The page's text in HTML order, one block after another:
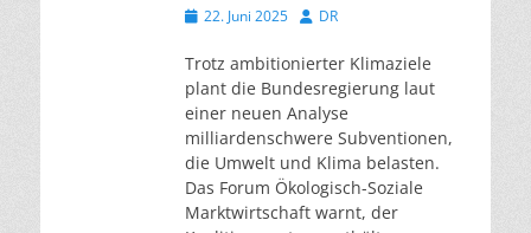
Veröffentlicht
22. Juni 2025 Autor
DR
Trotz ambitionierter Klimaziele
plant die Bundesregierung laut
einer neuen Analyse
milliardenschwere Subventionen,
die Umwelt und Klima belasten.
Das Forum Ökologisch-Soziale
Marktwirtschaft warnt, der